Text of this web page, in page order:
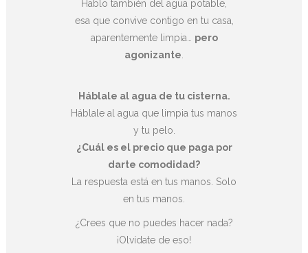
Hablo también del agua potable,
esa que convive contigo en tu casa,
aparentemente limpia… pero
agonizante
Háblale al agua de tu cisterna.
Háblale al agua que limpia tus manos
y tu pelo.
¿Cuál es el precio que paga por
darte comodidad?
La respuesta está en tus manos. Solo
en tus manos.
¿Crees que no puedes hacer nada?
¡Olvídate de eso!